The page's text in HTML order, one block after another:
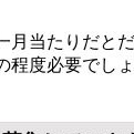
月当たりだと
程度必要でし